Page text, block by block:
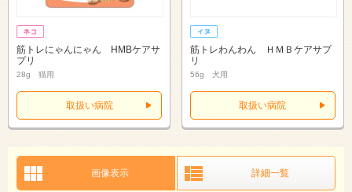
筋トレにゃんにゃん HMBケアサ
プリ
28g 猫用
取扱い病院
筋トレわんわん ＨＭＢケアサプ
リ
56g 犬用
取扱い病院
画像表示 詳細一覧